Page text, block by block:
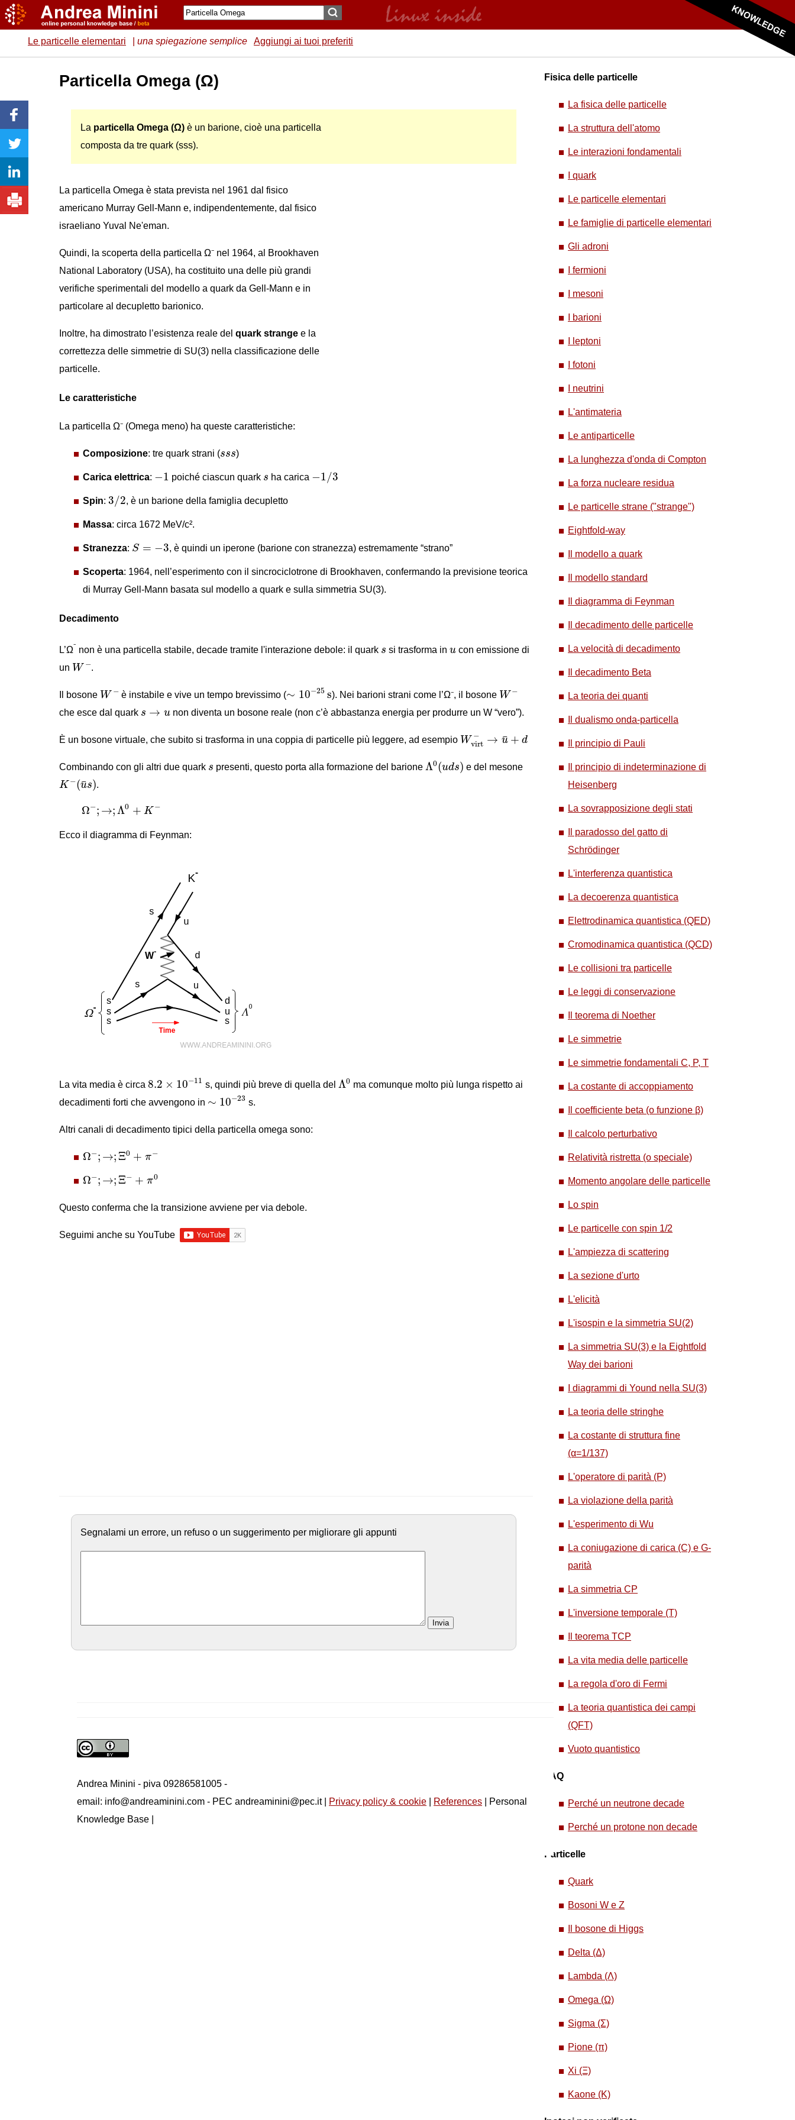
Le particelle elementari una spiegazione semplice Aggiungi ai tuoi preferiti
Particella Omega (Ω)
La particella Omega (Ω) è un barione, cioè una particella
composta da tre quark (sss).
La particella Omega è stata prevista nel 1961 dal fisico
americano Murray Gell-Mann e, indipendentemente, dal fisico
israeliano Yuval Ne'eman.
Quindi, la scoperta della particella Ω⁻ nel 1964, al Brookhaven
National Laboratory (USA), ha costituito una delle più grandi
verifiche sperimentali del modello a quark da Gell-Mann e in
particolare al decupletto barionico.
Inoltre, ha dimostrato l’esistenza reale del quark strange e la
correttezza delle simmetrie di SU(3) nella classificazione delle
particelle.
Le caratteristiche
La particella Ω⁻ (Omega meno) ha queste caratteristiche:
Composizione: tre quark strani (sss
sss)
Carica elettrica: −1
1 poiché ciascun quark s
s ha carica −1/3
1 3
Spin: 3/2
3 2 , è un barione della famiglia decupletto
Massa: circa 1672 MeV/c².
Stranezza: S = −3
S , è quindi un iperone (barione con stranezza) estremamente “strano”
Scoperta: 1964, nell’esperimento con il sincrociclotrone di Brookhaven, confermando la previsione teorica
di Murray Gell-Mann basata sul modello a quark e sulla simmetria SU(3).
Decadimento
L’Ω⁻ non è una particella stabile, decade tramite l'interazione debole: il quark s
s si trasforma in u
u con emissione di
un W −
W− .
Il bosone W −
W− è instabile e vive un tempo brevissimo (∼ 10−25 s
10−25 s
). Nei barioni strani come l’Ω⁻, il bosone W −
W−
che esce dal quark s → u
s →u non diventa un bosone reale (non c’è abbastanza energia per produrre un W “vero”).
È un bosone virtuale, che subito si trasforma in una coppia di particelle più leggere, ad esempio W −
virt → ¯
u + d
Wvirt d
Combinando con gli altri due quark s
s presenti, questo porta alla formazione del barione Λ0(uds)
Λ0( d s)
e del mesone
K −(¯
us)
K−(u¯ s.
Ω−; →;Λ0 + K −
Ω Λ0 K−
Ecco il diagramma di Feynman:
La vita media è circa 8.2 × 10−11
8.2 10−11
s, quindi più breve di quella del Λ0
Λ0
ma comunque molto più lunga rispetto ai
decadimenti forti che avvengono in ∼ 10−23
10−23
s.
Altri canali di decadimento tipici della particella omega sono:
Ω−; →;Ξ0 + π−
Ω− Ξ0+ π
Ω−; →;Ξ− + π0
Ω− Ξ−+ π
Questo conferma che la transizione avviene per via debole.
Seguimi anche su YouTube
Segnalami un errore, un refuso o un suggerimento per migliorare gli appunti
Andrea Minini - piva 09286581005 -
email: info@andreaminini.com - PEC andreaminini@pec.it |
Privacy policy & cookie References | Personal
Knowledge Base |
Fisica delle particelle
La fisica delle particelle
La struttura dell'atomo
Le interazioni fondamentali
I quark
Le particelle elementari
Le famiglie di particelle elementari
Gli adroni
I fermioni
I mesoni
I barioni
I leptoni
I fotoni
I neutrini
L'antimateria
Le antiparticelle
La lunghezza d'onda di Compton
La forza nucleare residua
Le particelle strane ("strange")
Eightfold-way
Il modello a quark
Il modello standard
Il diagramma di Feynman
Il decadimento delle particelle
La velocità di decadimento
Il decadimento Beta
La teoria dei quanti
Il dualismo onda-particella
Il principio di Pauli
Il principio di indeterminazione di
Heisenberg
La sovrapposizione degli stati
Il paradosso del gatto di
Schrödinger
L'interferenza quantistica
La decoerenza quantistica
Elettrodinamica quantistica (QED)
Cromodinamica quantistica (QCD)
Le collisioni tra particelle
Le leggi di conservazione
Il teorema di Noether
Le simmetrie
Le simmetrie fondamentali C, P, T
La costante di accoppiamento
Il coefficiente beta (o funzione β)
Il calcolo perturbativo
Relatività ristretta (o speciale)
Momento angolare delle particelle
Lo spin
Le particelle con spin 1/2
L'ampiezza di scattering
La sezione d'urto
L'elicità
L'isospin e la simmetria SU(2)
La simmetria SU(3) e la Eightfold
Way dei barioni
I diagrammi di Yound nella SU(3)
La teoria delle stringhe
La costante di struttura fine
(α=1/137)
L'operatore di parità (P)
La violazione della parità
L'esperimento di Wu
La coniugazione di carica (C) e G-
parità
La simmetria CP
L'inversione temporale (T)
Il teorema TCP
La vita media delle particelle
La regola d'oro di Fermi
La teoria quantistica dei campi
(QFT)
Vuoto quantistico
FAQ
Perché un neutrone decade
Perché un protone non decade
Particelle
Quark
Bosoni W e Z
Il bosone di Higgs
Delta (Δ)
Lambda (Λ)
Omega (Ω)
Sigma (Σ)
Pione (π)
Xi (Ξ)
Kaone (K)